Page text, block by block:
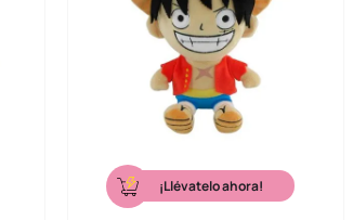
¡Llévatelo ahora!